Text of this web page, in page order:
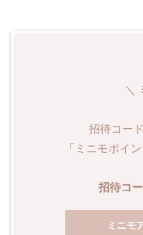
＼
招待コー
「ミニモポイ
招待コ
ミニモ